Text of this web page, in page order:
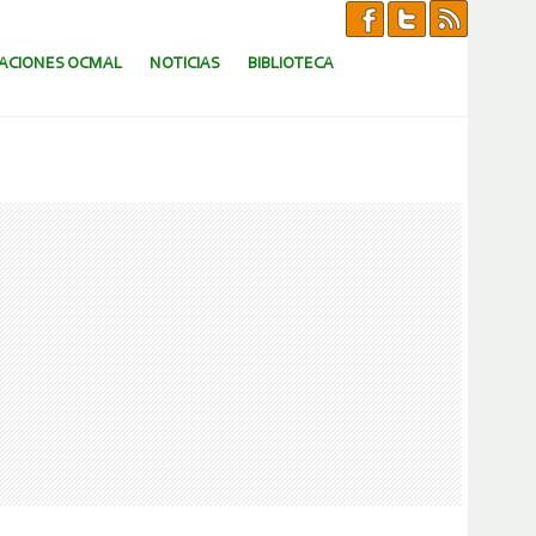
OCMAL NOTICIAS BIBLIOTECA